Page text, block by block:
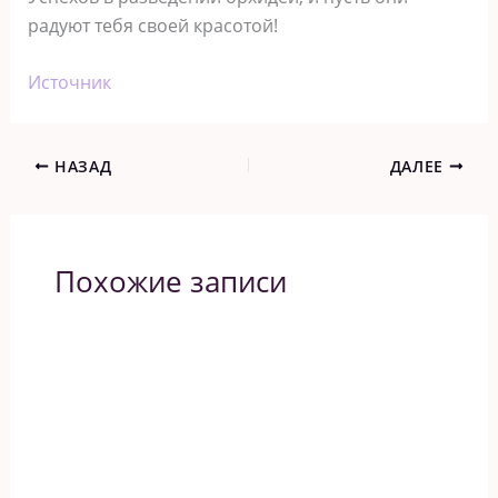
радуют тебя своей красотой!
Источник
НАЗАД ДАЛЕЕ
Похожие записи